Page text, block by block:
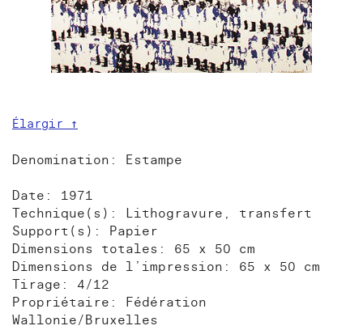
Élargir ↑
Denomination: Estampe
Date: 1971
Technique(s): Lithogravure, transfert
Support(s): Papier
Dimensions totales: 65 x 50 cm
Dimensions de l’impression: 65 x 50 cm
Tirage: 4/12
Propriétaire: Fédération
Wallonie/Bruxelles